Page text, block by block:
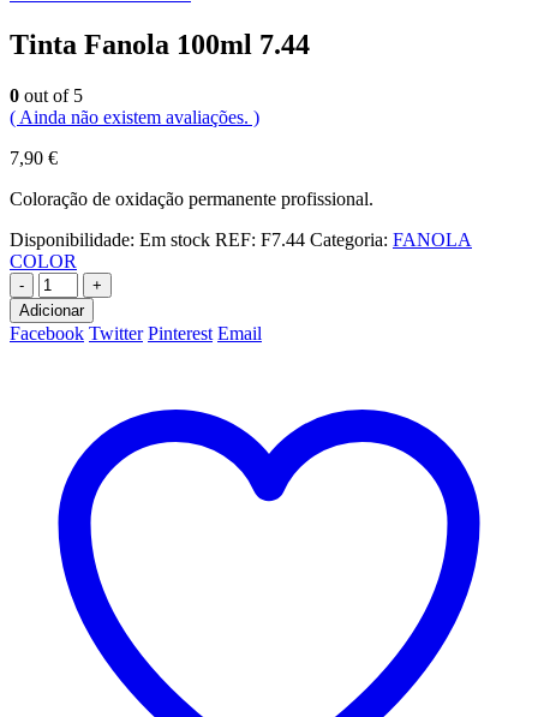
Tinta Fanola 100ml 7.44
0 out of 5
( Ainda não existem avaliações. )
7,90 €
Coloração de oxidação permanente profissional.
Disponibilidade: Em stock REF: F7.44 Categoria: FANOLA
COLOR
-
+
Adicionar
Facebook Twitter Pinterest Email